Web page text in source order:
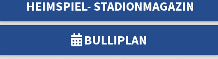
HEIMSPIEL- STADIONMAGAZIN
BULLIPLAN